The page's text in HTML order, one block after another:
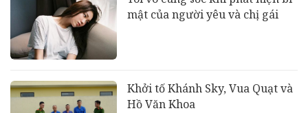
mật của người yêu và chị gái
Khởi tố Khánh Sky, Vua Quạt và
Hồ Văn Khoa